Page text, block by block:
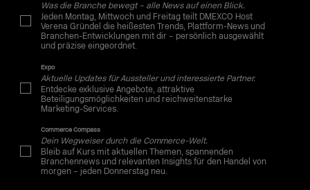
Was die Branche bewegt – alle News auf einen Blick.
Jeden Montag, Mittwoch und Freitag teilt DMEXCO Host
Verena Gründel die heißesten Trends, Plattform-News und
Branchen-Entwicklungen mit dir – persönlich ausgewählt
und präzise eingeordnet.
Expo
Aktuelle Updates für Aussteller und interessierte Partner.
Entdecke exklusive Angebote, attraktive
Beteiligungsmöglichkeiten und reichweitenstarke
Marketing-Services.
Commerce Compass
Dein Wegweiser durch die Commerce-Welt.
Bleib auf Kurs mit aktuellen Themen, spannenden
Branchennews und relevanten Insights für den Handel von
morgen – jeden Donnerstag neu.